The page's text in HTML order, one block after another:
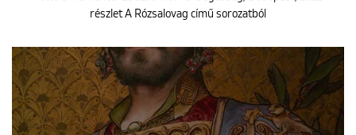
részlet A Rózsalovag című sorozatból